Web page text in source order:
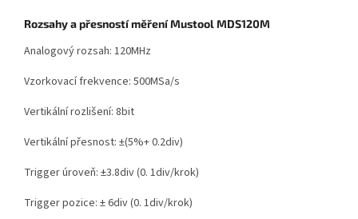
Rozsahy a přesností měření Mustool MDS120M
Analogový rozsah: 120MHz
Vzorkovací frekvence: 500MSa/s
Vertikální rozlišení: 8bit
Vertikální přesnost: ±(5%+ 0.2div)
Trigger úroveň: ±3.8div (0. 1div/krok)
Trigger pozice: ± 6div (0. 1div/krok)